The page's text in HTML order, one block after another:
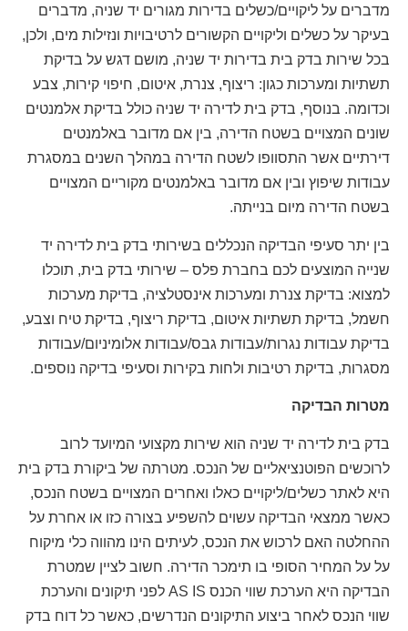
מדברים על ליקויים/כשלים בדירות מגורים יד שניה, מדברים
בעיקר על כשלים וליקויים הקשורים לרטיבויות ונזילות מים, ולכן,
בכל שירות בדק בית בדירות יד שניה, מושם דגש על בדיקת
תשתיות ומערכות כגון: ריצוף, צנרת, איטום, חיפוי קירות, צבע
וכדומה. בנוסף, בדק בית לדירה יד שניה כולל בדיקת אלמנטים
שונים המצויים בשטח הדירה, בין אם מדובר באלמנטים
דירתיים אשר התסוופו לשטח הדירה במהלך השנים במסגרת
עבודות שיפוץ ובין אם מדובר באלמנטים מקוריים המצויים
בשטח הדירה מיום בנייתה.
בין יתר סעיפי הבדיקה הנכללים בשירותי בדק בית לדירה יד
שנייה המוצעים לכם בחברת פלס – שירותי בדק בית, תוכלו
למצוא: בדיקת צנרת ומערכות אינסטלציה, בדיקת מערכות
חשמל, בדיקת תשתיות איטום, בדיקת ריצוף, בדיקת טיח וצבע,
בדיקת עבודות נגרות/עבודות גבס/עבודות אלומיניום/עבודות
מסגרות, בדיקת רטיבות ולחות בקירות וסעיפי בדיקה נוספים.
מטרות הבדיקה
בדק בית לדירה יד שניה הוא שירות מקצועי המיועד לרוב
לרוכשים הפוטנציאליים של הנכס. מטרתה של ביקורת בדק בית
היא לאתר כשלים/ליקויים כאלו ואחרים המצויים בשטח הנכס,
כאשר ממצאי הבדיקה עשוים להשפיע בצורה כזו או אחרת על
ההחלטה האם לרכוש את הנכס, לעיתים הינו מהווה כלי מיקוח
על על המחיר הסופי בו תימכר הדירה. חשוב לציין שמטרת
הבדיקה היא הערכת שווי הכנס AS IS לפני תיקונים והערכת
שווי הנכס לאחר ביצוע התיקונים הנדרשים, כאשר כל דוח בדק